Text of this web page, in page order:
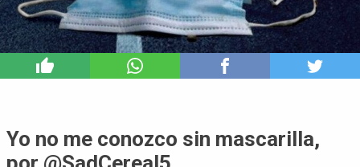
Yo no me conozco sin mascarilla,